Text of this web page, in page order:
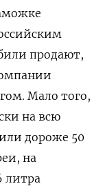
продают,
Мало того,
на всю
дороже 50
на
литра